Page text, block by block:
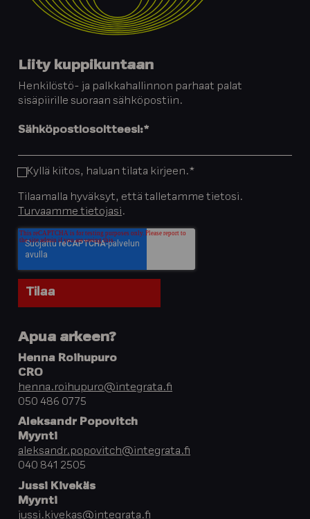
Liity kuppikuntaan
Henkilöstö- ja palkkahallinnon parhaat palat
sisäpiirille suoraan sähköpostiin.
Sähköpostiosoitteesi:*
Kyllä kiitos, haluan tilata kirjeen.*
Tilaamalla hyväksyt, että talletamme tietosi.
Turvaamme tietojasi .
Apua arkeen?
Henna Roihupuro
CRO
henna.roihupuro@integrata.fi
050 486 0775
Aleksandr Popovitch
Myynti
aleksandr.popovitch@integrata.fi
040 841 2505
Jussi Kivekäs
Myynti
jussi.kivekas@integrata.fi